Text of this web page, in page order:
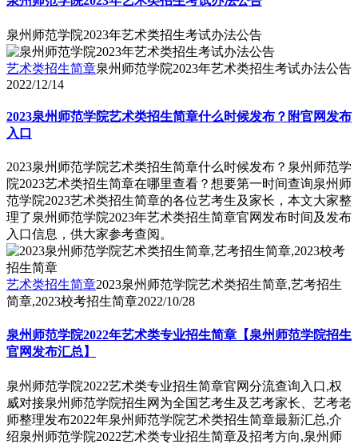
泉州师范学院2023年艺术类招生考试办法公告
艺术类招生简章泉州师范学院2023年艺术类招生考试办法公告
2022/12/14
2023泉州师范学院艺术类招生简章什么时候发布？附官网发布
入口
2023泉州师范学院艺术类招生简章什么时候发布？泉州师范学
院2023艺术类招生简章在哪里查看？想要第一时间查询泉州师
范学院2023艺术类招生简章的各位艺考生及家长，本文大家整
理了泉州师范学院2023年艺术类招生简章官网发布时间及发布
入口信息，供大家参考查阅。
艺术类招生简章2023泉州师范学院艺术类招生简章,艺考招生
简章,2023校考招生简章2022/10/28
泉州师范学院2022年艺术类专业招生简章【泉州师范学院招生
官网发布汇总】
泉州师范学院2022艺术类专业招生简章官网分流查询入口,权
威对接泉州师范学院招生网为全国艺考生及艺考家长、艺考老
师整理发布2022年泉州师范学院艺术类招生简章最新汇总,介
绍泉州师范学院2022艺术类专业招生简章及招考方向,泉州师